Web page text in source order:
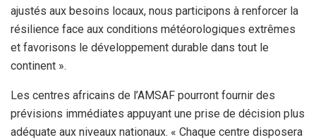
ajustés aux besoins locaux, nous participons à renforcer la
résilience face aux conditions météorologiques extrêmes
et favorisons le développement durable dans tout le
continent ».
Les centres africains de l’AMSAF pourront fournir des
prévisions immédiates appuyant une prise de décision plus
adéquate aux niveaux nationaux. « Chaque centre disposera